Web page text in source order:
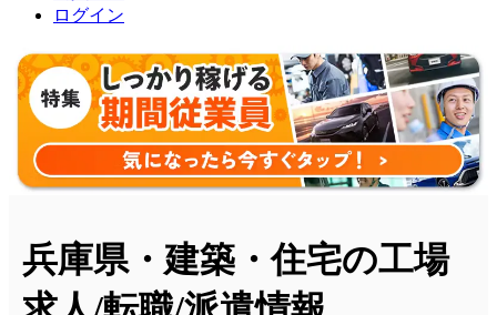
ログイン
兵庫県・建築・住宅の工場